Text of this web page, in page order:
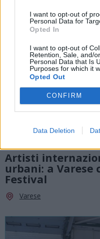
I want to opt-out of
Personal Data for
Opted In
I want to opt-out of
Retention, Sale, and/
Personal Data that Is
Purposes for which it
Opted Out
CONFIRM
Data Deletion
Artisti
urbani: a Varese
Festival
Varese